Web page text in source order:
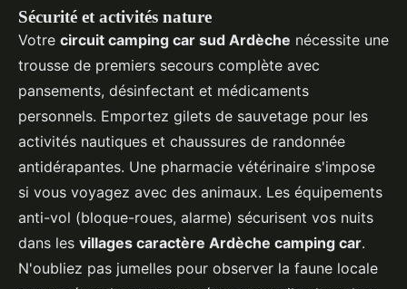
Sécurité et activités nature
Votre circuit camping car sud Ardèche nécessite une
trousse de premiers secours complète avec
pansements, désinfectant et médicaments
personnels. Emportez gilets de sauvetage pour les
activités nautiques et chaussures de randonnée
antidérapantes. Une pharmacie vétérinaire s'impose
si vous voyagez avec des animaux. Les équipements
anti-vol (bloque-roues, alarme) sécurisent vos nuits
dans les villages caractère Ardèche camping car.
N'oubliez pas jumelles pour observer la faune locale